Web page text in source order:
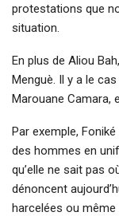
protestations que
situation.
En plus de Aliou
Menguè. Il y a le
Marouane Camara,
Par exemple,
des hommes en
qu’elle ne sait pas
dénoncent
harcelées ou